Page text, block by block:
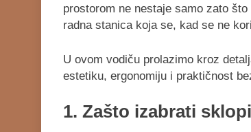
prostorom ne nestaje samo zato
radna stanica koja se, kad se ne
U ovom vodiču prolazimo kroz
estetiku, ergonomiju i praktičnost
1. Zašto izabrati